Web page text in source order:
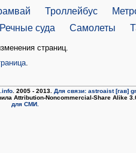
Троллейбус
Речные суда Самолеты
страниц.
.
. 2005 - 2013. Для связи: astroaist [гав]
Attribution-Noncommercial-Share Alike
для СМИ.